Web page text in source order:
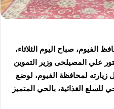
الفيوم، صباح اليوم الثلاثاء،
علي المصيلحى وزير التموين
زيارته لمحافظة الفيوم، لوضع
الغذائية، بالحي المتميز